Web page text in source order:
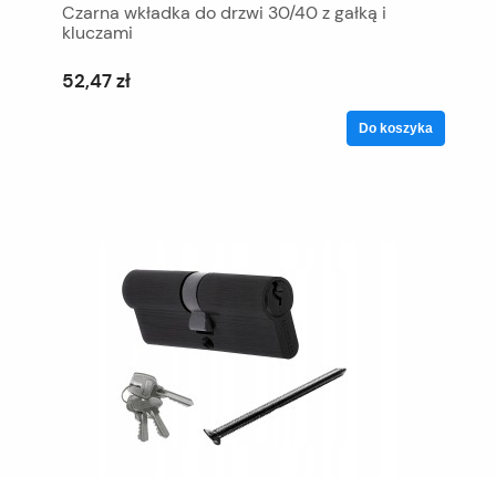
Czarna wkładka do drzwi 30/40 z gałką i
kluczami
52,47 zł
Do koszyka